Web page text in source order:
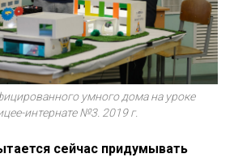
умного дома на уроке
интернате №3. 2019 г.
сейчас придумывать